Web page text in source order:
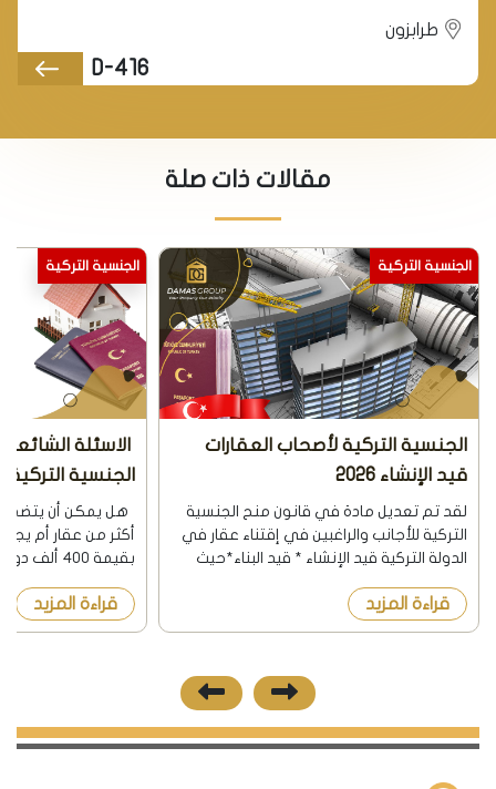
طرابزون
D-416
مقالات ذات صلة
الجنسية التركية
الجنسية التركية لأصحاب العقارات
قيد الإنشاء 2026
لقد تم تعديل مادة في قانون منح الجنسية
التركية للأجانب والراغبين في إقتناء عقار في
الدولة التركية قيد الإنشاء * قيد البناء*حيث
8/12/2018 هذا التعديل. اشترطت المادةقراءة المزيد
الجنسية التركية
الاسئلة
الجنسية التركية
العقاري 2026
أكثر من عقار أم يجب
بقيمة 400
ألف دولار. هل
قراءة المزيد